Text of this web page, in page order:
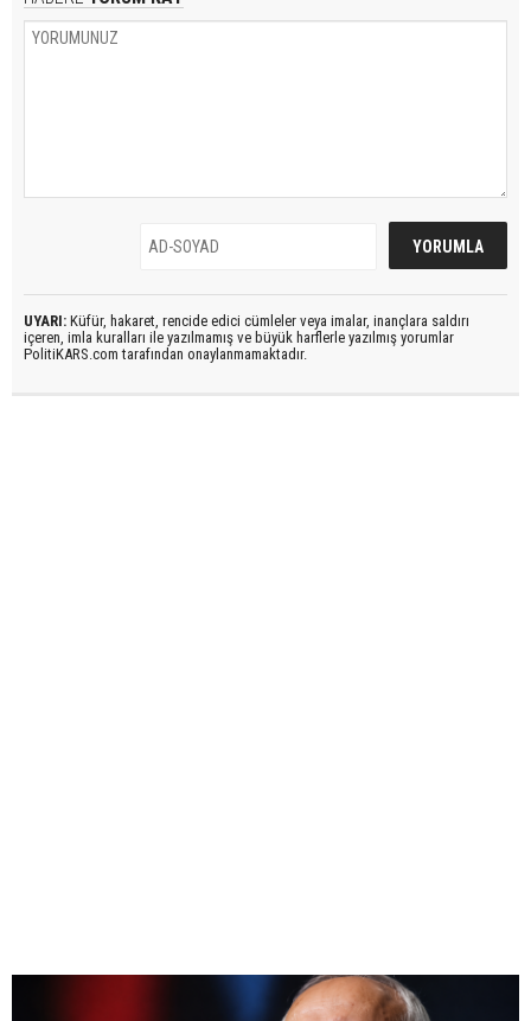
UYARI: Küfür, hakaret, rencide edici cümleler veya imalar, inançlara saldırı
içeren, imla kuralları ile yazılmamış ve büyük harflerle yazılmış yorumlar
PolitiKARS.com tarafından onaylanmamaktadır.